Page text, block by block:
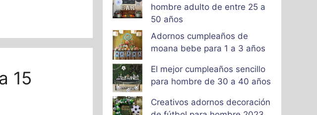
15
hombre adulto de entre 25 a
50 años
Adornos cumpleaños de
moana bebe para 1 a 3 años
El mejor cumpleaños sencillo
para hombre de 30 a 40 años
Creativos adornos decoración